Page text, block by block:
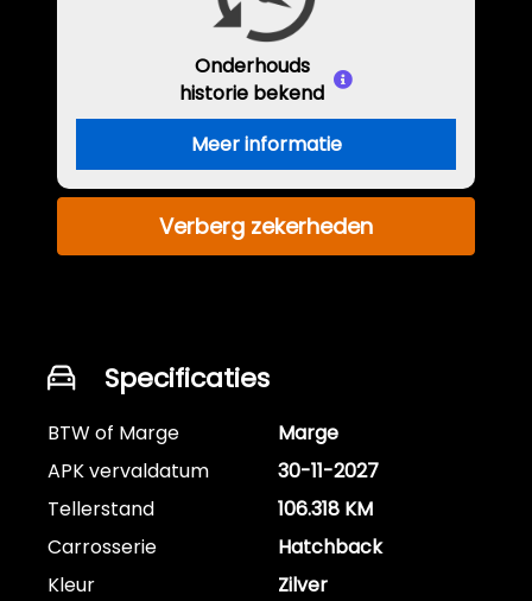
Onderhouds
historie bekend
Meer informatie
Verberg zekerheden
Specificaties
BTW of Marge
Marge
APK vervaldatum
30-11-2027
Tellerstand
106.318 KM
Carrosserie
Hatchback
Kleur
Zilver